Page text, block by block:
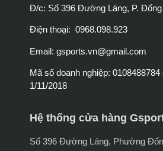
Đ/c: Số 396 Đường Láng, P.
Điện thoại: 0968.098.923
Email: gsports.vn@gmail.com
Mã số doanh nghiệp:
1/11/2018
Hệ thống cửa hàng
Số 396 Đường Láng, Phường